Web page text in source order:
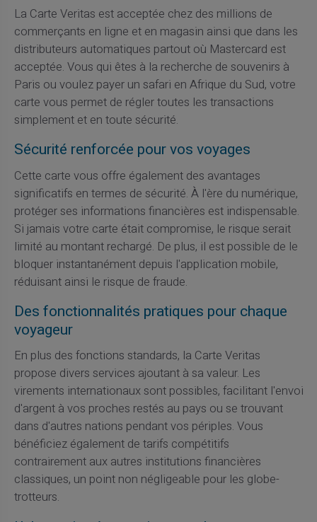
La Carte Veritas est acceptée chez des millions de
commerçants en ligne et en magasin ainsi que dans les
distributeurs automatiques partout où Mastercard est
acceptée. Vous qui êtes à la recherche de souvenirs à
Paris ou voulez payer un safari en Afrique du Sud, votre
carte vous permet de régler toutes les transactions
simplement et en toute sécurité.
Sécurité renforcée pour vos voyages
Cette carte vous offre également des avantages
significatifs en termes de sécurité. À l'ère du numérique,
protéger ses informations financières est indispensable.
Si jamais votre carte était compromise, le risque serait
limité au montant rechargé. De plus, il est possible de le
bloquer instantanément depuis l'application mobile,
réduisant ainsi le risque de fraude.
Des fonctionnalités pratiques pour chaque
voyageur
En plus des fonctions standards, la Carte Veritas
propose divers services ajoutant à sa valeur. Les
virements internationaux sont possibles, facilitant l'envoi
d'argent à vos proches restés au pays ou se trouvant
dans d'autres nations pendant vos périples. Vous
bénéficiez également de tarifs compétitifs
contrairement aux autres institutions financières
classiques, un point non négligeable pour les globe-
trotteurs.